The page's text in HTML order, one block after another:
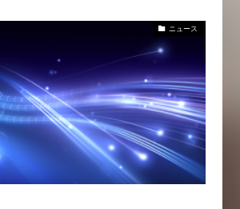
ニュース